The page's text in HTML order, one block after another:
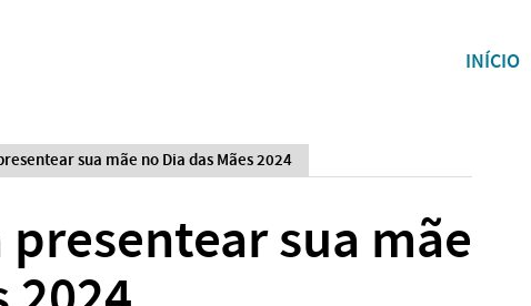
INÍCIO
sua mãe no Dia das Mães 2024
sua mãe